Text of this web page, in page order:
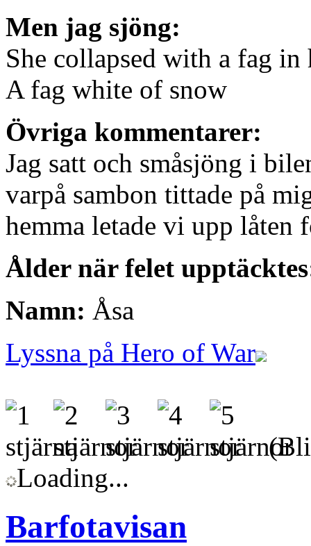
Men jag sjöng:
She collapsed with a fag in
A fag white of snow
Övriga kommentarer:
Jag satt och småsjöng i
varpå sambon tittade på
hemma letade vi upp
Ålder när felet
Namn: Åsa
Lyssna på Hero of War
(Bli
Loading...
Barfotavisan